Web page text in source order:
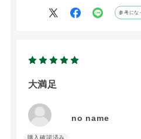
いつもよりちょっと豪華な
参考にな
大満足
no name